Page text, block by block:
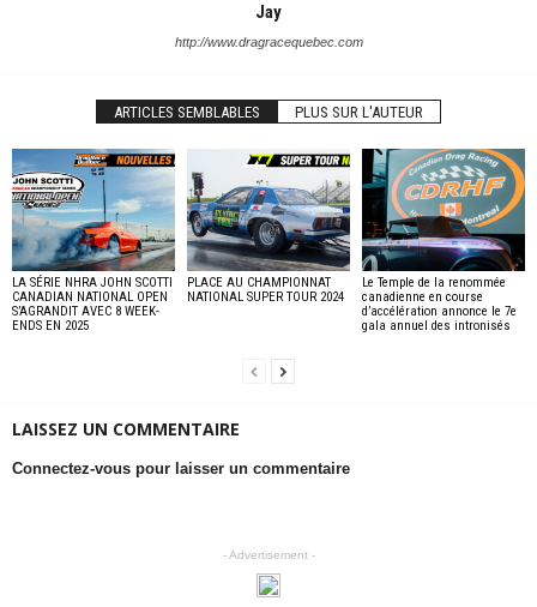
Jay
http://www.dragracequebec.com
ARTICLES SEMBLABLES PLUS SUR L'AUTEUR
LA SÉRIE NHRA JOHN SCOTTI
CANADIAN NATIONAL OPEN
S’AGRANDIT AVEC 8 WEEK-
ENDS EN 2025
PLACE AU CHAMPIONNAT
NATIONAL SUPER TOUR 2024
Le Temple de la renommée
canadienne en course
d’accélération annonce le 7e
gala annuel des intronisés
LAISSEZ UN COMMENTAIRE
Connectez-vous pour laisser un commentaire
- Advertisement -